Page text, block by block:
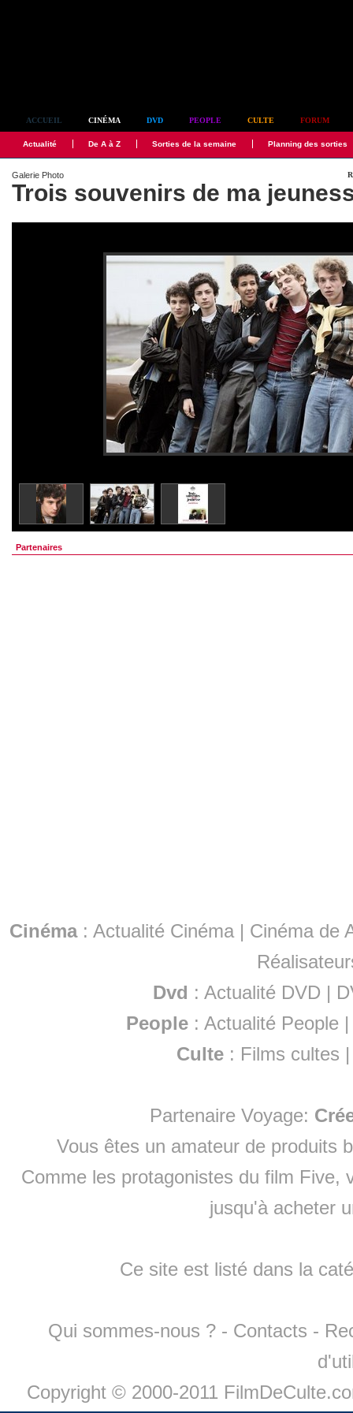
ACCUEIL CINÉMA DVD PEOPLE CULTE FORUM
Actualité De A à Z Sorties de la semaine Planning des sorties
Galerie Photo
Trois souvenirs de ma
Partenaires
Cinéma: Actualité Cinéma | Cinéma de
Dvd : Actualité DVD |
People :Actualité People
Culte : Films cultes
Partenaire Voyage:
Vous êtes un amateur de produits
Comme les protagonistes du film Five,
jusqu'à acheter
Ce site est listé dans la
Qui sommes-nous ? - Contacts -
Copyright © 2000-2011